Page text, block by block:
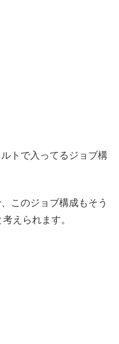
トで入ってるジョブ構
このジョブ構成もそう
えられます。